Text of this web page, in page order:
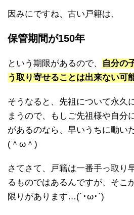
因みにですね、古い戸籍は、
保管期間が150年
という期限があるので、
自分の
う取り寄せることは出来ない可
そうなると、先祖について永久
まうので、もしご先祖様や自分
があるのなら、早いうちに動い
(＾ω＾)
さてさて、戸籍は一番手っ取り
るものではあるんですが、そこ
限りがあります…(´･ω･`)